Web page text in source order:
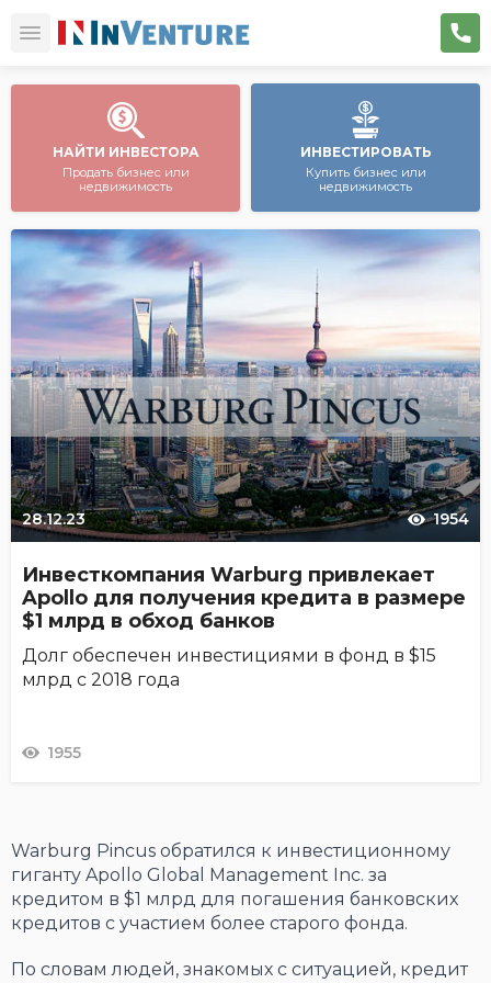
НАЙТИ ИНВЕСТОРА
Продать бизнес или
недвижимость
ИНВЕСТИРОВАТЬ
Купить бизнес или
недвижимость
28.12.23 1954
Инвесткомпания Warburg привлекает
Apollo для получения кредита в размере
$1 млрд в обход банков
Долг обеспечен инвестициями в фонд в $15
млрд с 2018 года
1955
Warburg Pincus обратился к инвестиционному
гиганту Apollo Global Management Inc. за
кредитом в $1 млрд для погашения банковских
кредитов с участием более старого фонда.
По словам людей, знакомых с ситуацией, кредит